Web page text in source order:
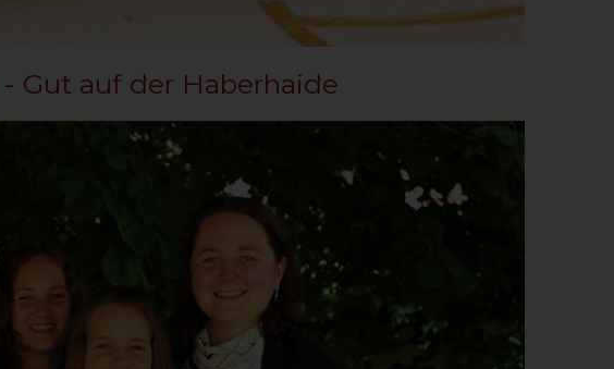
Gut auf der Haberhaide